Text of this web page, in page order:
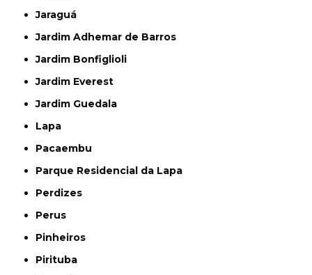
Jaraguá
Jardim Adhemar de Barros
Jardim Bonfiglioli
Jardim Everest
Jardim Guedala
Lapa
Pacaembu
Parque Residencial da Lapa
Perdizes
Perus
Pinheiros
Pirituba